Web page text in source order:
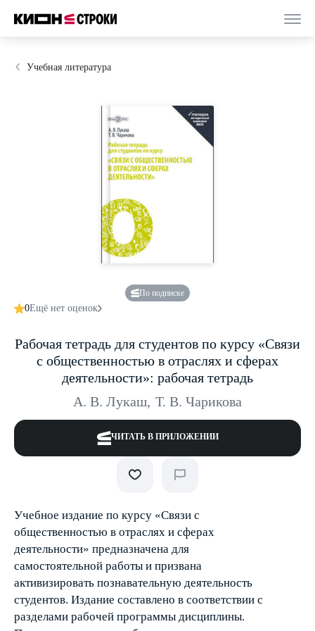
Учебная литература
По подписке
0Ещё нет оценок
Рабочая тетрадь для студентов по курсу «Связи
с общественностью в отраслях и сферах
деятельности»: рабочая тетрадь
А. В. Лукаш, Т. В. Чарикова
ЧИТАТЬ В ПРИЛОЖЕНИИ
Учебное издание по курсу «Связи с
общественностью в отраслях и сферах
деятельности» предназначена для
самостоятельной работы и призвана
активизировать познавательную деятельность
студентов. Издание составлено в соответствии с
разделами рабочей программы дисциплины.